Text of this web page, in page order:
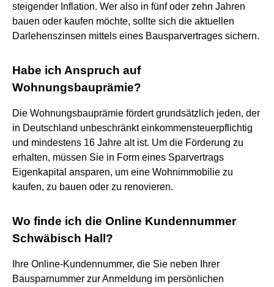
steigender Inflation. Wer also in fünf oder zehn Jahren
bauen oder kaufen möchte, sollte sich die aktuellen
Darlehenszinsen mittels eines Bausparvertrages sichern.
Habe ich Anspruch auf
Wohnungsbauprämie?
Die Wohnungsbauprämie fördert grundsätzlich jeden, der
in Deutschland unbeschränkt einkommensteuerpflichtig
und mindestens 16 Jahre alt ist. Um die Förderung zu
erhalten, müssen Sie in Form eines Sparvertrags
Eigenkapital ansparen, um eine Wohnimmobilie zu
kaufen, zu bauen oder zu renovieren.
Wo finde ich die Online Kundennummer
Schwäbisch Hall?
Ihre Online-Kundennummer, die Sie neben Ihrer
Bausparnummer zur Anmeldung im persönlichen